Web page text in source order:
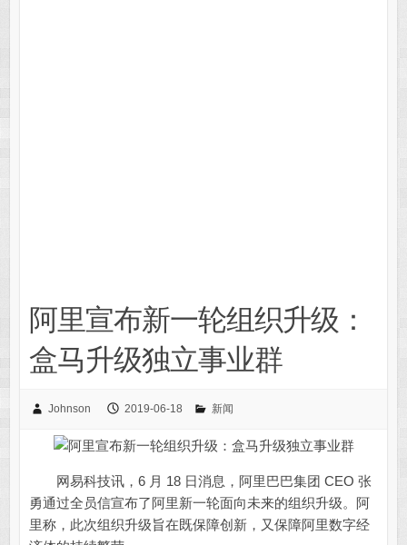
阿里宣布新一轮组织升级：
盒马升级独立事业群
Johnson 2019-06-18 新闻
网易科技讯，6 月 18 日消息，阿里巴巴集团 CEO 张
勇通过全员信宣布了阿里新一轮面向未来的组织升级。阿
里称，此次组织升级旨在既保障创新，又保障阿里数字经